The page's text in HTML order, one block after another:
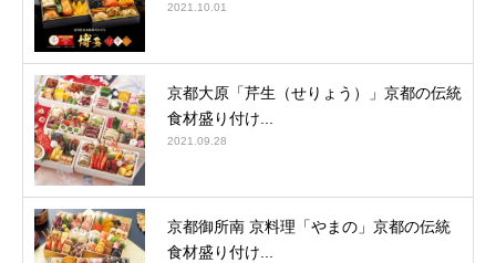
2021.10.01
京都大原「芹生（せりょう）」京都の伝統
食材盛り付け...
2021.09.28
京都御所南 京料理「やまの」京都の伝統
食材盛り付け...